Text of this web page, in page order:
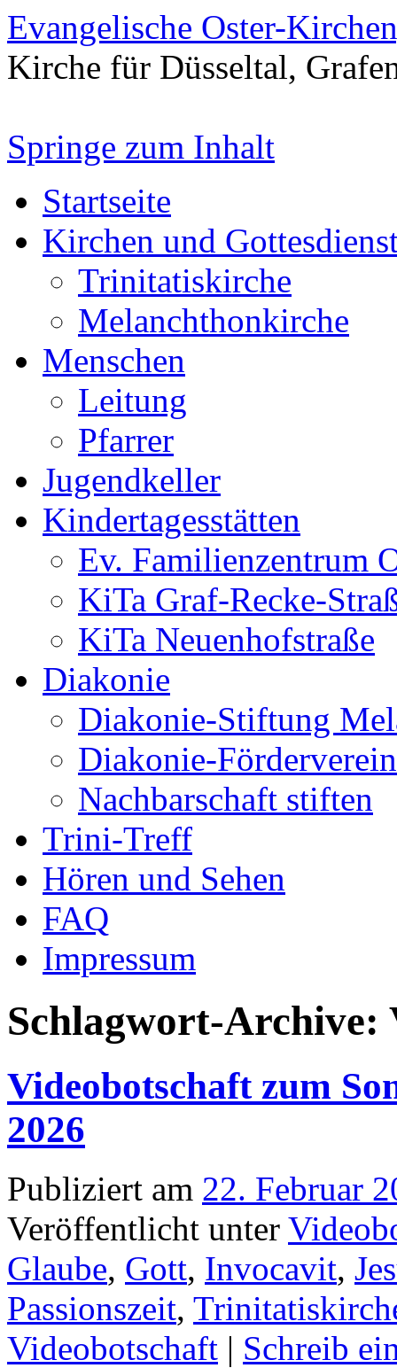
Evangelische Oster-
Kirche für Düsseltal,
Springe zum Inhalt
Startseite
Kirchen und
Trinitatiskirche
Melanchthonkirche
Menschen
Leitung
Pfarrer
Jugendkeller
Kindertagesstätten
Ev. Familienzentrum
KiTa Graf-Recke-
KiTa Neuenhofstraße
Diakonie
Diakonie-Stiftung
Diakonie-
Nachbarschaft stiften
Trini-Treff
Hören und Sehen
FAQ
Impressum
Schlagwort-Archive:
Videobotschaft zum
2026
Publiziert am 22. Februar
Veröffentlicht unter
Glaube, Gott, Invocavit,
Passionszeit,
Videobotschaft | Schreib